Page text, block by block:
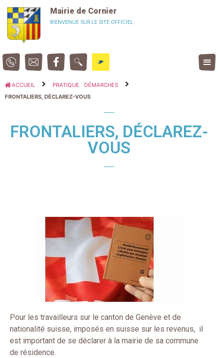
Mairie de Cornier
BIENVENUE SUR LE SITE OFFICIEL
ACCUEIL PRATIQUE
DÉMARCHES
FRONTALIERS, DÉCLAREZ-VOUS
FRONTALIERS, DÉCLAREZ-
VOUS
Pour les travailleurs sur le canton de Genève et de
nationalité suisse, imposés en suisse sur les revenus, il
est important de se déclarer à la mairie de sa commune
de résidence.
Panneau de gestion des cookies